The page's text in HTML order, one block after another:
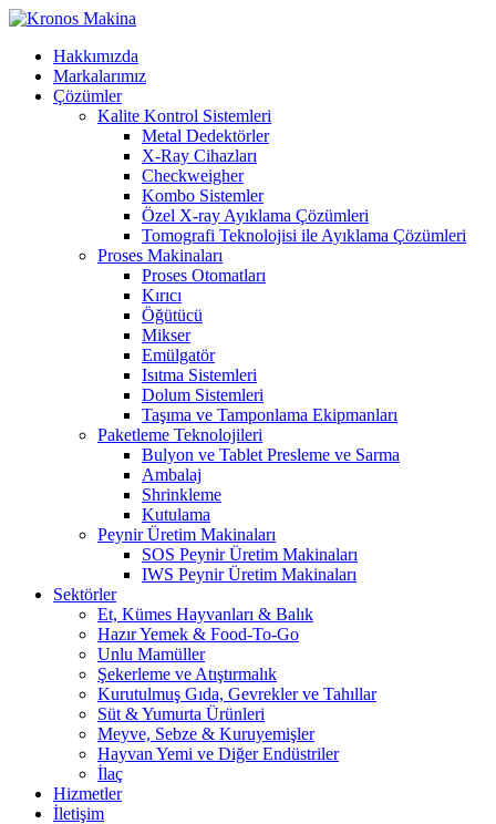
Hakkımızda
Markalarımız
Çözümler
Kalite Kontrol Sistemleri
Metal Dedektörler
X-Ray Cihazları
Checkweigher
Kombo Sistemler
Özel X-ray Ayıklama Çözümleri
Tomografi Teknolojisi ile Ayıklama Çözümleri
Proses Makinaları
Proses Otomatları
Kırıcı
Öğütücü
Mikser
Emülgatör
Isıtma Sistemleri
Dolum Sistemleri
Taşıma ve Tamponlama Ekipmanları
Paketleme Teknolojileri
Bulyon ve Tablet Presleme ve Sarma
Ambalaj
Shrinkleme
Kutulama
Peynir Üretim Makinaları
SOS Peynir Üretim Makinaları
IWS Peynir Üretim Makinaları
Sektörler
Et, Kümes Hayvanları & Balık
Hazır Yemek & Food-To-Go
Unlu Mamüller
Şekerleme ve Atıştırmalık
Kurutulmuş Gıda, Gevrekler ve Tahıllar
Süt & Yumurta Ürünleri
Meyve, Sebze & Kuruyemişler
Hayvan Yemi ve Diğer Endüstriler
İlaç
Hizmetler
İletişim